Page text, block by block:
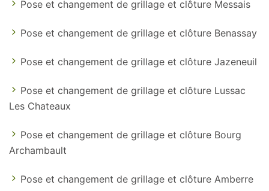
Pose et changement de grillage et clôture Messais
Pose et changement de grillage et clôture Benassay
Pose et changement de grillage et clôture Jazeneuil
Pose et changement de grillage et clôture Lussac
Les Chateaux
Pose et changement de grillage et clôture Bourg
Archambault
Pose et changement de grillage et clôture Amberre